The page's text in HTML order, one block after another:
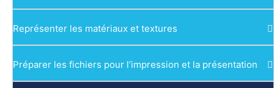
Représenter les matériaux et textures
Préparer les fichiers pour l’impression et la présentation